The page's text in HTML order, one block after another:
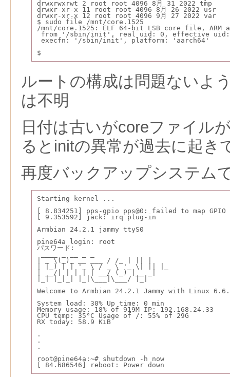
drwxrwxrwt 2 root root 4096 8月 31 2022 tmp
drwxr-xr-x 11 root root 4096 8月 26 2022 usr
drwxr-xr-x 12 root root 4096 9月 27 2022 var
$ sudo file /mnt/core.1525
/mnt/core.1525: ELF 64-bit LSB core file, ARM
from '/sbin/init', real uid: 0, effective
execfn: '/sbin/init', platform: 'aarch64'
$
ルートの構成は問題ないよ
は不明
日付は古いがcoreファイル
るとinitの異常が過去に起き
再度バックアップシステム
Starting kernel ...
[ 8.834251] pps-gpio pps@0: failed to map
[ 9.353592] jack: irq plug-in
Armbian 24.2.1 jammy ttyS0
pine64a login: root
パスワード:
| _ \(_)_ __ ___ / /_ | || |
| |_) | | '_ \ / _ \ '_ \| || |_
| __/| | | | | __/ (_) |__ _|
|_| |_|_| |_|\___|\___/ |_|
Welcome to Armbian 24.2.1 Jammy with Linux
System load: 30% Up time: 0 min
Memory usage: 18% of 919M IP: 192.168.24.33
CPU temp: 35°C Usage of /: 55% of 29G
RX today: 58.9 KiB
.
.
.
root@pine64a:~# shutdown -h now
[ 84.686546] reboot: Power down